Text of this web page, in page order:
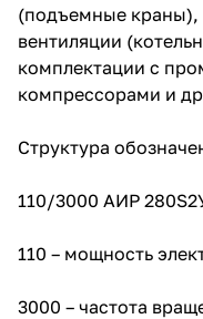
(подъемные
вентиляции
комплектации с
компрессорами и
Структура
110/3000 АИР
110 – мощность
3000 – частота